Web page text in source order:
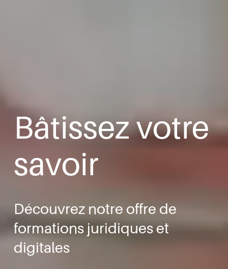
Bâtissez votre
savoir
Découvrez notre offre de
formations juridiques et
digitales